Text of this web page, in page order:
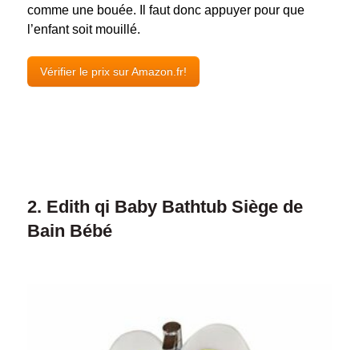
comme une bouée. Il faut donc appuyer pour que
l’enfant soit mouillé.
Vérifier le prix sur Amazon.fr!
2. Edith qi Baby Bathtub Siège de
Bain Bébé